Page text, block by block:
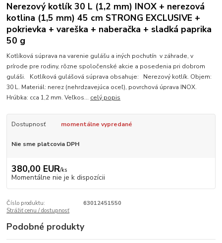
Nerezový kotlík 30 L (1,2 mm) INOX + nerezová
kotlina (1,5 mm) 45 cm STRONG EXCLUSIVE +
pokrievka + vareška + naberačka + sladká paprika
50 g
Kotlíková súprava na varenie gulášu a iných pochutín v záhrade, v
prírode pre rodiny, rôzne spoločenské akcie a posedenia pri dobrom
guláši. Kotlíková gulášová súprava obsahuje: Nerezový kotlík. Objem:
30 L. Materiál: nerez (nehrdzavejúca oceľ), povrchová úprava INOX.
Hrúbka: cca 1,2 mm. Veľkos... celý popis
Dostupnosť momentálne vypredané
Nie sme platcovia DPH
380,00 EUR/ks
Momentálne nie je k dispozícii
Číslo produktu:
63012451550
Strážiť cenu / dostupnosť
Podobné produkty